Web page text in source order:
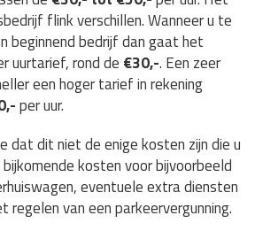
flink verschillen. Wanneer u te
beginnend bedrijf dan gaat het
uurtarief, rond de €30,-. Een zeer
een hoger tarief in rekening
per uur.
dat dit niet de enige kosten zijn die u
kosten voor bijvoorbeeld
eventuele extra diensten
regelen van een parkeervergunning.